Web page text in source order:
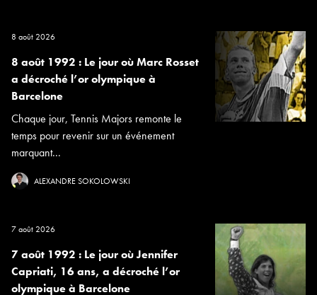
8 août 2026
8 août 1992 : Le jour où Marc Rosset
a décroché l’or olympique à
Barcelone
Chaque jour, Tennis Majors remonte le
temps pour revenir sur un événement
marquant...
ALEXANDRE SOKOLOWSKI
7 août 2026
7 août 1992 : Le jour où Jennifer
Capriati, 16 ans, a décroché l’or
olympique à Barcelone